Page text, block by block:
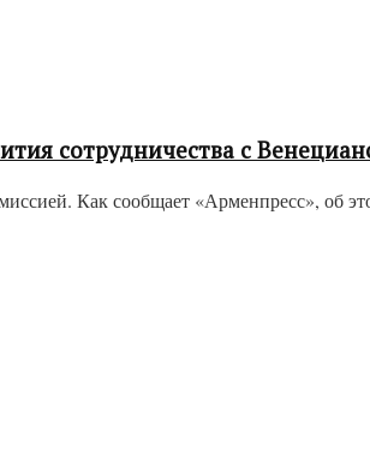
сотрудничества с
Как сообщает «Арменпресс», об